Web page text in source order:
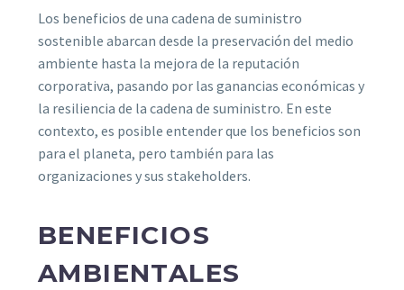
Los beneficios de una cadena de suministro
sostenible abarcan desde la preservación del medio
ambiente hasta la mejora de la reputación
corporativa, pasando por las ganancias económicas y
la resiliencia de la cadena de suministro. En este
contexto, es posible entender que los beneficios son
para el planeta, pero también para las
organizaciones y sus stakeholders.
BENEFICIOS
AMBIENTALES